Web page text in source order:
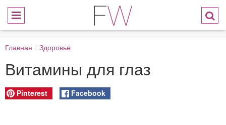
Главная / Здоровье
Витамины для глаз
Pinterest Facebook